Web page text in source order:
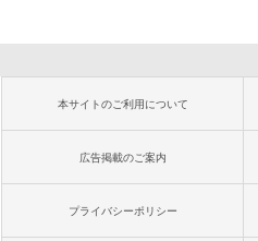
本サイトのご利用について
広告掲載のご案内
プライバシーポリシー